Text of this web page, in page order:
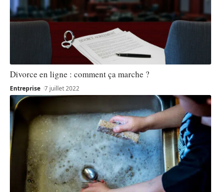
Divorce en ligne : comment ça marche ?
Entreprise 7 juillet 2022